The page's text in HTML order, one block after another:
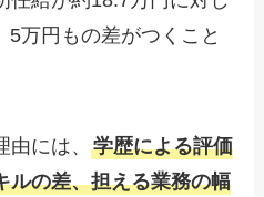
万円もの差がつくこと
由には、学歴による評価
ルの差、担える業務の幅